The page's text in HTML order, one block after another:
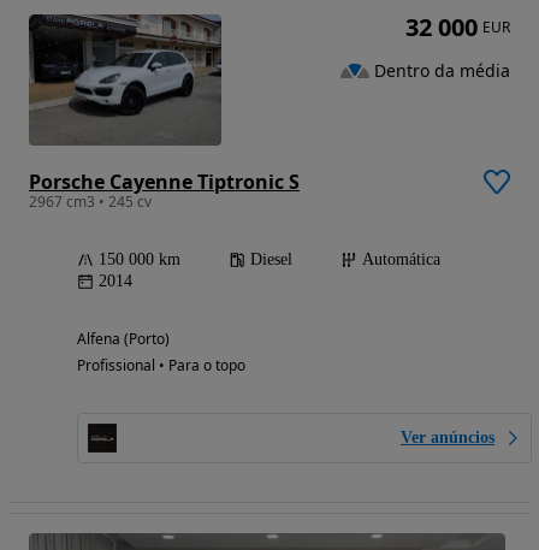
Porsche Cayenne Tiptronic S
2967 cm3 • 245 cv
150 000 km Diesel
Automática
2014
Alfena (Porto)
Profissional • Para o topo
Ver anúncios
32 000 EUR
Dentro da média